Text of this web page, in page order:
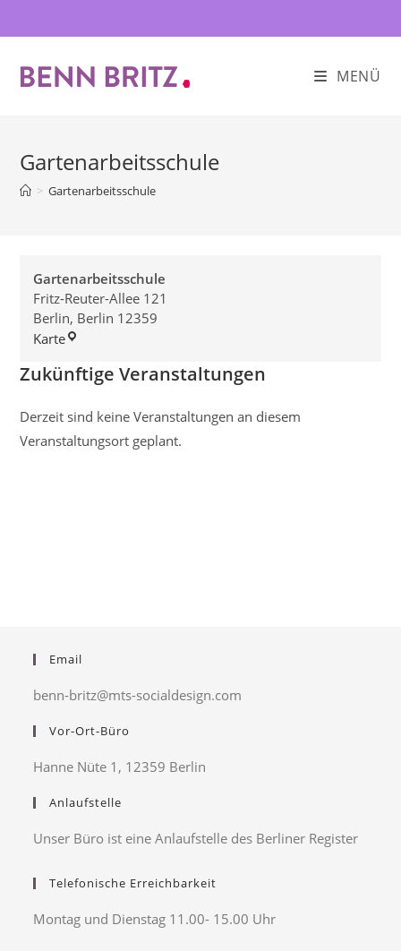
Inhalt
MENÜ
Gartenarbeitsschule
> Gartenarbeitsschule
Gartenarbeitsschule
Fritz-Reuter-Allee 121
Berlin, Berlin 12359
KarteGartenarbeitsschule
Zukünftige Veranstaltungen
Derzeit sind keine Veranstaltungen an diesem
Veranstaltungsort geplant.
Email
benn-britz@mts-socialdesign.com
Vor-Ort-Büro
Hanne Nüte 1, 12359 Berlin
Anlaufstelle
Unser Büro ist eine Anlaufstelle des Berliner Register
Telefonische Erreichbarkeit
Montag und Dienstag 11.00- 15.00 Uhr